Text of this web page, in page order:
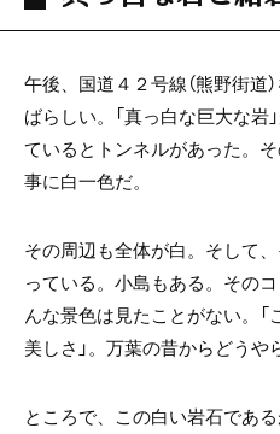
午後、国道４２号線（熊野街道
ばらしい。「真っ白な巨大な岩
ているとトンネルがあった。
事に白一色だ。
その周辺も全体が白。そして
っている。小島もある。その
んな景色は見たことがない。
美しさ」。万葉の昔からどうや
ところで、この白い岩石であ